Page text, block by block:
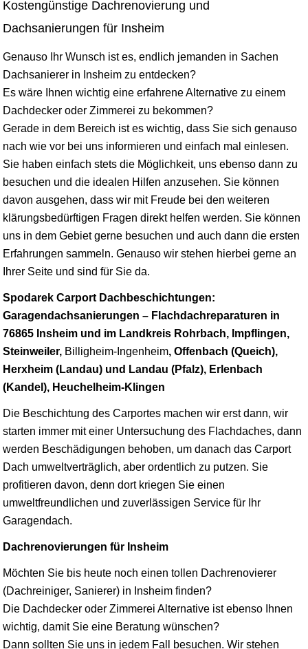
Kostengünstige Dachrenovierung und
Dachsanierungen für Insheim
Genauso Ihr Wunsch ist es, endlich jemanden in Sachen
Dachsanierer in Insheim zu entdecken?
Es wäre Ihnen wichtig eine erfahrene Alternative zu einem
Dachdecker oder Zimmerei zu bekommen?
Gerade in dem Bereich ist es wichtig, dass Sie sich genauso
nach wie vor bei uns informieren und einfach mal einlesen.
Sie haben einfach stets die Möglichkeit, uns ebenso dann zu
besuchen und die idealen Hilfen anzusehen. Sie können
davon ausgehen, dass wir mit Freude bei den weiteren
klärungsbedürftigen Fragen direkt helfen werden. Sie können
uns in dem Gebiet gerne besuchen und auch dann die ersten
Erfahrungen sammeln. Genauso wir stehen hierbei gerne an
Ihrer Seite und sind für Sie da.
Spodarek Carport Dachbeschichtungen:
Garagendachsanierungen – Flachdachreparaturen in
76865 Insheim und im Landkreis Rohrbach, Impflingen,
Steinweiler, Billigheim-Ingenheim, Offenbach (Queich),
Herxheim (Landau) und Landau (Pfalz), Erlenbach
(Kandel), Heuchelheim-Klingen
Die Beschichtung des Carportes machen wir erst dann, wir
starten immer mit einer Untersuchung des Flachdaches, dann
werden Beschädigungen behoben, um danach das Carport
Dach umweltverträglich, aber ordentlich zu putzen. Sie
profitieren davon, denn dort kriegen Sie einen
umweltfreundlichen und zuverlässigen Service für Ihr
Garagendach.
Dachrenovierungen für Insheim
Möchten Sie bis heute noch einen tollen Dachrenovierer
(Dachreiniger, Sanierer) in Insheim finden?
Die Dachdecker oder Zimmerei Alternative ist ebenso Ihnen
wichtig, damit Sie eine Beratung wünschen?
Dann sollten Sie uns in jedem Fall besuchen. Wir stehen